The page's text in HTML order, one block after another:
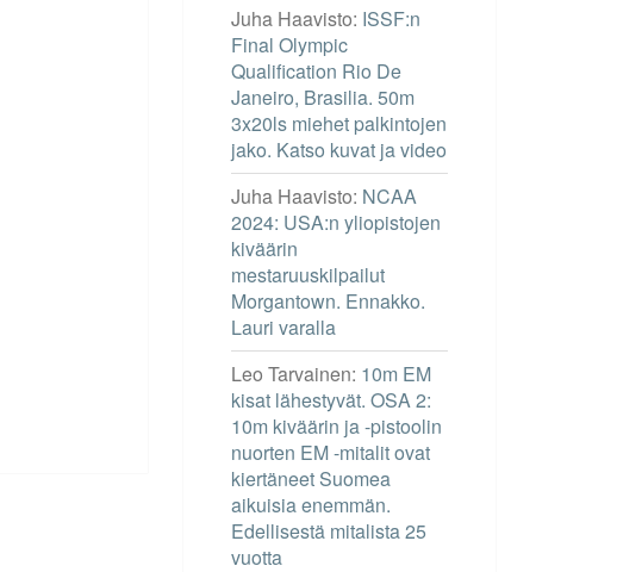
Juha Haavisto: ISSF:n
Final Olympic
Qualification Rio De
Janeiro, Brasilia. 50m
3x20ls miehet palkintojen
jako. Katso kuvat ja video
Juha Haavisto: NCAA
2024: USA:n yliopistojen
kiväärin
mestaruuskilpailut
Morgantown. Ennakko.
Lauri varalla
Leo Tarvainen: 10m EM
kisat lähestyvät. OSA 2:
10m kiväärin ja -pistoolin
nuorten EM -mitalit ovat
kiertäneet Suomea
aikuisia enemmän.
Edellisestä mitalista 25
vuotta